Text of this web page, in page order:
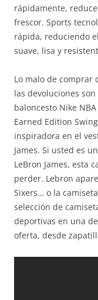
rápidamente,
frescor. Sports
rápida, reduciendo
suave, lisa y
Lo malo de comprar
las devoluciones
baloncesto Nike
Earned Edition
inspiradora en el
James. Si usted es
LeBron James, esta
perder. Lebron
Sixers… o la
selección de
deportivas en una
oferta, desde